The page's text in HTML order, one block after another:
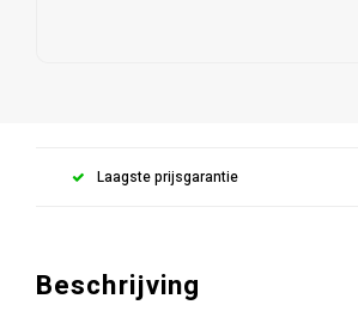
Laagste prijsgarantie
Beschrijving